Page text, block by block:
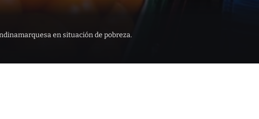
en situación de pobreza.